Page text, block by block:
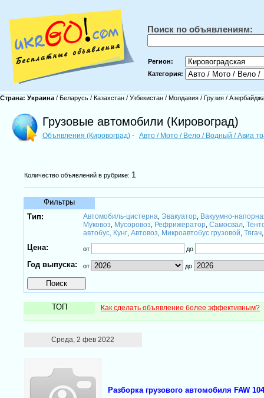
Поиск по объявлениям:
Регион:
Категория:
Страна: Украина / Беларусь / Казахстан / Узбекистан / Молдавия / Грузия /
Грузовые автомобили (Кировоград)
Объявления (Кировоград) - Авто / Мото / Вело / Водный / Авиа
Количество объявлений в рубрике: 1
Фильтры
Тип:
Автомобиль-цистерна Эвакуатор,
Вакуумно-
Муковоз
Мусоровоз Рефрижератор, Самосвал,
автобус, Кунг, Автовоз Микроавтобус грузовой Тягач
Цена: от до
Год выпуска: от до
ТОП Как сделать объявление более эффективным?
Среда, 2 фев 2022
Разборка грузового автомобиля FAW